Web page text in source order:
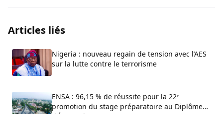
Articles liés
Nigeria : nouveau regain de tension avec l’AES
sur la lutte contre le terrorisme
ENSA : 96,15 % de réussite pour la 22ᵉ
promotion du stage préparatoire au Diplôme
d’État-Major